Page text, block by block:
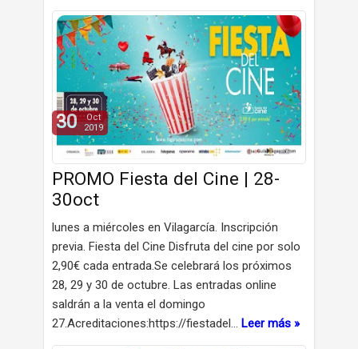
PROMO Fiesta del Cine | 28-
30oct
lunes a miércoles en Vilagarcía. Inscripción
previa. Fiesta del Cine Disfruta del cine por solo
2,90€ cada entrada.Se celebrará los próximos
28, 29 y 30 de octubre. Las entradas online
saldrán a la venta el domingo
27.Acreditaciones:https://fiestadel… Leer más »
30
Oct
2019